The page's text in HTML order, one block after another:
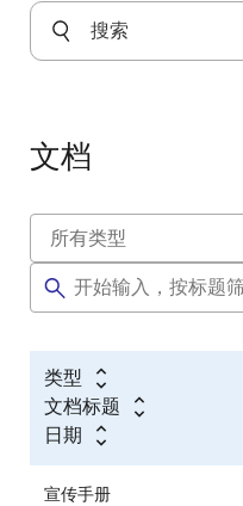
文档
类型
文档标题
日期
宣传手册